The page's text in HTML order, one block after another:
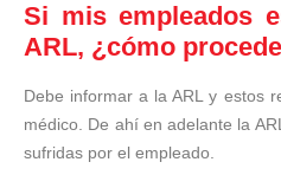
Si mis empleados
ARL, ¿cómo
Debe informar a la ARL y estos
médico. De ahí en adelante la
sufridas por el empleado.